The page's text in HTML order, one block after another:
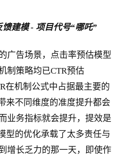
建模 - 项目代号“哪吒”
广告场景，点击率预估模型
制策略均已CTR预估
在机制公式中占据最主要的
来不同维度的准度提升都会
业务指标就会提升，提效是
型的优化承载了太多责任与
增长乏力的那一天，即使作